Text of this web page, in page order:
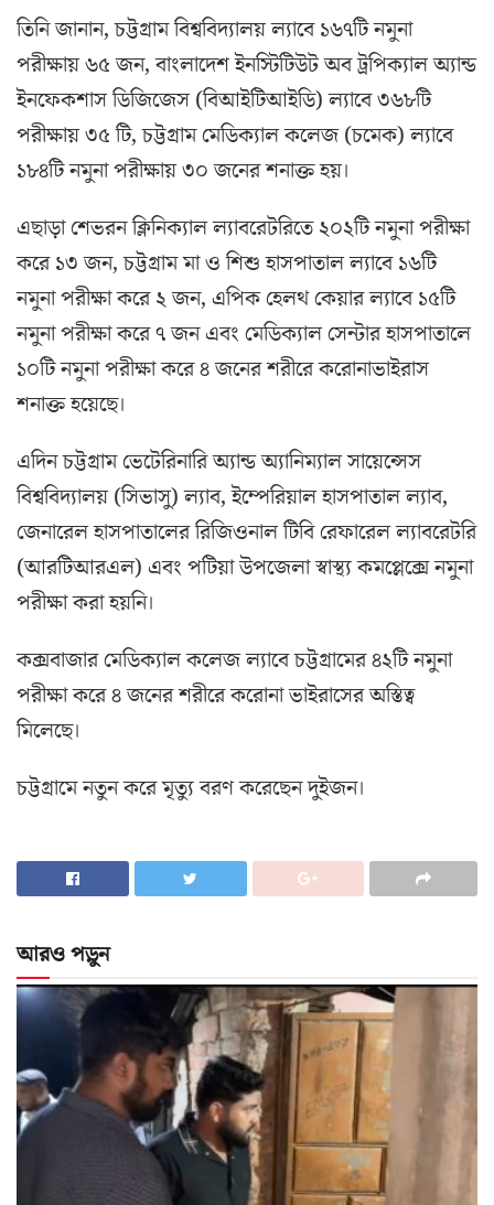
তিনি জানান, চট্টগ্রাম বিশ্ববিদ্যালয় ল্যাবে ১৬৭টি নমুনা
পরীক্ষায় ৬৫ জন, বাংলাদেশ ইনস্টিটিউট অব ট্রপিক্যাল অ্যান্ড
ইনফেকশাস ডিজিজেস (বিআইটিআইডি) ল্যাবে ৩৬৮টি
পরীক্ষায় ৩৫ টি, চট্টগ্রাম মেডিক্যাল কলেজ (চমেক) ল্যাবে
১৮৪টি নমুনা পরীক্ষায় ৩০ জনের শনাক্ত হয়।
এছাড়া শেভরন ক্লিনিক্যাল ল্যাবরেটরিতে ২০২টি নমুনা পরীক্ষা
করে ১৩ জন, চট্টগ্রাম মা ও শিশু হাসপাতাল ল্যাবে ১৬টি
নমুনা পরীক্ষা করে ২ জন, এপিক হেলথ কেয়ার ল্যাবে ১৫টি
নমুনা পরীক্ষা করে ৭ জন এবং মেডিক্যাল সেন্টার হাসপাতালে
১০টি নমুনা পরীক্ষা করে ৪ জনের শরীরে করোনাভাইরাস
শনাক্ত হয়েছে।
এদিন চট্টগ্রাম ভেটেরিনারি অ্যান্ড অ্যানিম্যাল সায়েন্সেস
বিশ্ববিদ্যালয় (সিভাসু) ল্যাব, ইম্পেরিয়াল হাসপাতাল ল্যাব,
জেনারেল হাসপাতালের রিজিওনাল টিবি রেফারেল ল্যাবরেটরি
(আরটিআরএল) এবং পটিয়া উপজেলা স্বাস্থ্য কমপ্লেক্সে নমুনা
পরীক্ষা করা হয়নি।
কক্সবাজার মেডিক্যাল কলেজ ল্যাবে চট্টগ্রামের ৪২টি নমুনা
পরীক্ষা করে ৪ জনের শরীরে করোনা ভাইরাসের অস্তিত্ব
মিলেছে।
চট্টগ্রামে নতুন করে মৃত্যু বরণ করেছেন দুইজন।
আরও পড়ুন